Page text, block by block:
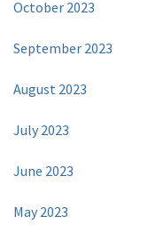
October 2023
September 2023
August 2023
July 2023
June 2023
May 2023